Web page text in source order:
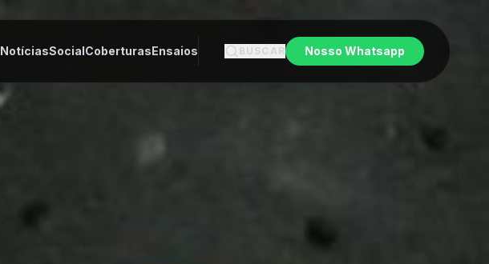
NotíciasSocialCoberturasEnsaios BUSCAR Nosso Whatsapp